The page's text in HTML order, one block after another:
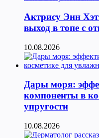
Актрису Энн
выход в топе с
10.08.2026
Дары моря:
компоненты в
упругости
10.08.2026